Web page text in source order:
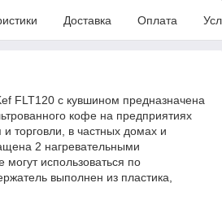
Доставка Оплата
FLT120 с кувшином предназначена
кофе на предприятиях
торговли, в частных домах и
2 нагревательными
могут использоваться по
выполнен из пластика,